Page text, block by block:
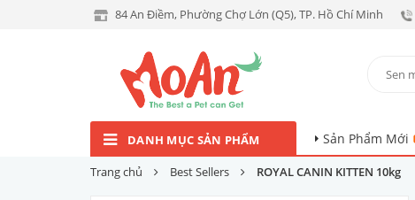
84 An Điềm, Phường Chợ Lớn (Q5), TP. Hồ Chí Minh
DANH MỤC SẢN PHẨM Sản Phẩm Mới
Trang chủ Best Sellers ROYAL CANIN KITTEN 10kg